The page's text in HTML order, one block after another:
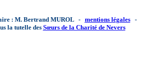
: M. Bertrand MUROL - mentions légales-
la tutelle desSœurs de la Charité de Nevers